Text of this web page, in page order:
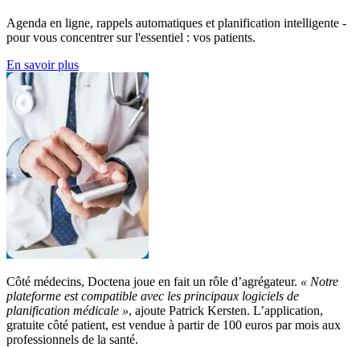
Agenda en ligne, rappels automatiques et planification intelligente -
pour vous concentrer sur l'essentiel : vos patients.
En savoir plus
Côté médecins, Doctena joue en fait un rôle d’agrégateur. « Notre
plateforme est compatible avec les principaux logiciels de
planification médicale », ajoute Patrick Kersten. L’application,
gratuite côté patient, est vendue à partir de 100 euros par mois aux
professionnels de la santé.